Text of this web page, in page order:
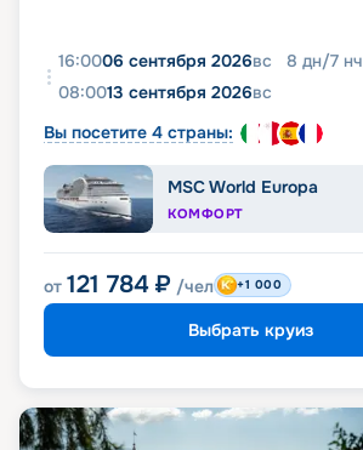
16:0006 сентября 2026вс 8 дн/7 нч
08:0013 сентября 2026вс
Вы посетите 4 страны:
MSC World Europa
КОМФОРТ
от 121 784 ₽ /чел +1 000
Выбрать круиз